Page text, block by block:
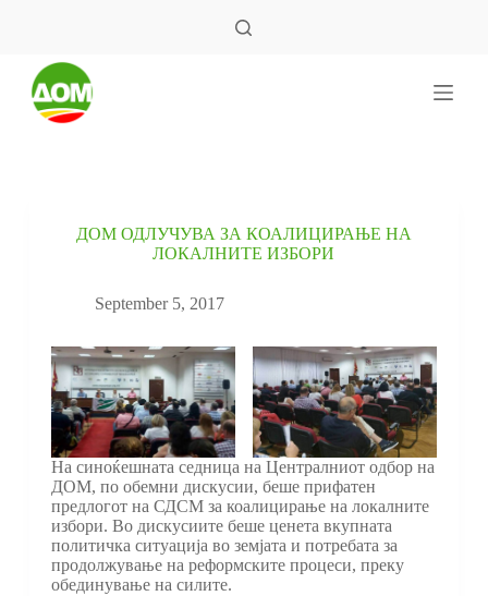
ДОМ ОДЛУЧУВА ЗА КОАЛИЦИРАЊЕ НА
ЛОКАЛНИТЕ ИЗБОРИ
September 5, 2017
На синоќешната седница на Централниот одбор на
ДОМ, по обемни дискусии, беше прифатен
предлогот на СДСМ за коалицирање на локалните
избори. Во дискусиите беше ценета вкупната
политичка ситуација во земјата и потребата за
продолжување на реформските процеси, преку
обединување на силите.